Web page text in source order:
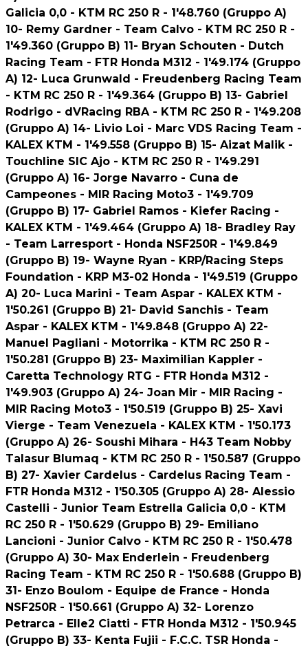
Galicia 0,0 - KTM RC 250 R - 1'48.760 (Gruppo A)
10- Remy Gardner - Team Calvo - KTM RC 250 R -
1'49.360 (Gruppo B) 11- Bryan Schouten - Dutch
Racing Team - FTR Honda M312 - 1'49.174 (Gruppo
A) 12- Luca Grunwald - Freudenberg Racing Team
- KTM RC 250 R - 1'49.364 (Gruppo B) 13- Gabriel
Rodrigo - dVRacing RBA - KTM RC 250 R - 1'49.208
(Gruppo A) 14- Livio Loi - Marc VDS Racing Team -
KALEX KTM - 1'49.558 (Gruppo B) 15- Aizat Malik -
Touchline SIC Ajo - KTM RC 250 R - 1'49.291
(Gruppo A) 16- Jorge Navarro - Cuna de
Campeones - MIR Racing Moto3 - 1'49.709
(Gruppo B) 17- Gabriel Ramos - Kiefer Racing -
KALEX KTM - 1'49.464 (Gruppo A) 18- Bradley Ray
- Team Larresport - Honda NSF250R - 1'49.849
(Gruppo B) 19- Wayne Ryan - KRP/Racing Steps
Foundation - KRP M3-02 Honda - 1'49.519 (Gruppo
A) 20- Luca Marini - Team Aspar - KALEX KTM -
1'50.261 (Gruppo B) 21- David Sanchis - Team
Aspar - KALEX KTM - 1'49.848 (Gruppo A) 22-
Manuel Pagliani - Motorrika - KTM RC 250 R -
1'50.281 (Gruppo B) 23- Maximilian Kappler -
Caretta Technology RTG - FTR Honda M312 -
1'49.903 (Gruppo A) 24- Joan Mir - MIR Racing -
MIR Racing Moto3 - 1'50.519 (Gruppo B) 25- Xavi
Vierge - Team Venezuela - KALEX KTM - 1'50.173
(Gruppo A) 26- Soushi Mihara - H43 Team Nobby
Talasur Blumaq - KTM RC 250 R - 1'50.587 (Gruppo
B) 27- Xavier Cardelus - Cardelus Racing Team -
FTR Honda M312 - 1'50.305 (Gruppo A) 28- Alessio
Castelli - Junior Team Estrella Galicia 0,0 - KTM
RC 250 R - 1'50.629 (Gruppo B) 29- Emiliano
Lancioni - Junior Calvo - KTM RC 250 R - 1'50.478
(Gruppo A) 30- Max Enderlein - Freudenberg
Racing Team - KTM RC 250 R - 1'50.688 (Gruppo B)
31- Enzo Boulom - Equipe de France - Honda
NSF250R - 1'50.661 (Gruppo A) 32- Lorenzo
Petrarca - Elle2 Ciatti - FTR Honda M312 - 1'50.945
(Gruppo B) 33- Kenta Fujii - F.C.C. TSR Honda -